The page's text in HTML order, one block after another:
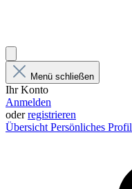
Menü schließen
Ihr Konto
Anmelden
oderregistrieren
Übersicht Persönliches Profil